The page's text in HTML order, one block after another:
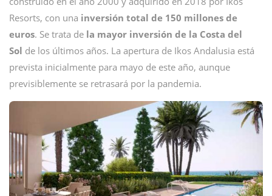
Resorts, con una inversión total de 150 millones de
euros. Se trata de la mayor inversión de la Costa del
Sol de los últimos años. La apertura de Ikos Andalusia está
prevista inicialmente para mayo de este año, aunque
previsiblemente se retrasará por la pandemia.